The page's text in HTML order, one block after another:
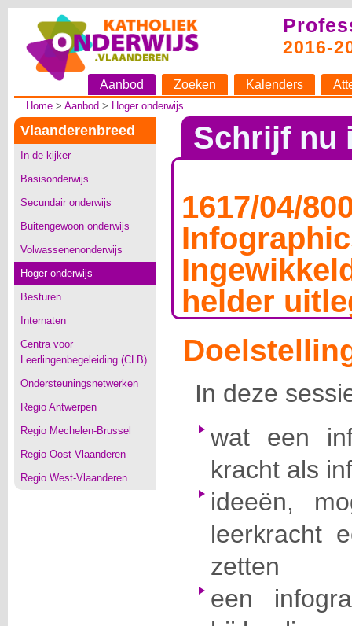
2016-
Aanbod Zoeken Kalenders
Home> Aanbod > Hoger onderwijs
Vlaanderenbreed
In de kijker
Basisonderwijs
Secundair onderwijs
Buitengewoon onderwijs
Volwassenenonderwijs
Hoger onderwijs
Besturen
Internaten
Centra voor
Leerlingenbegeleiding (CLB)
Ondersteuningsnetwerken
Regio Antwerpen
Regio Mechelen-Brussel
Regio Oost-Vlaanderen
Regio West-Vlaanderen
Schrijf nu
1617/04/
helder
In deze
wat een
kracht als
ideeën,
leerkracht
zetten
een